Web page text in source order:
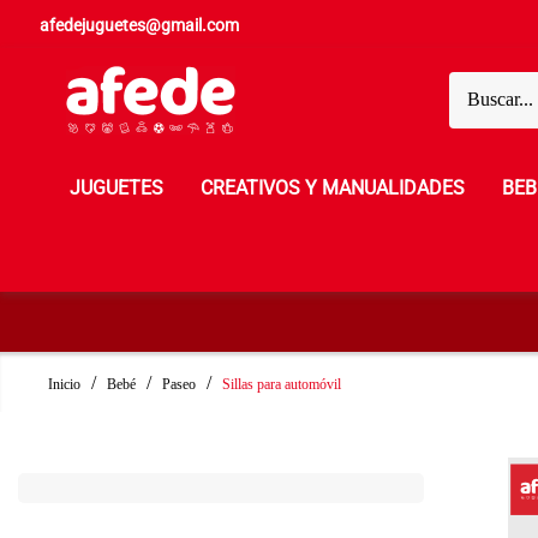
afedejuguetes@gmail.com
JUGUETES CREATIVOS Y MANUALIDADES
Inicio Bebé Paseo Sillas para automóvil